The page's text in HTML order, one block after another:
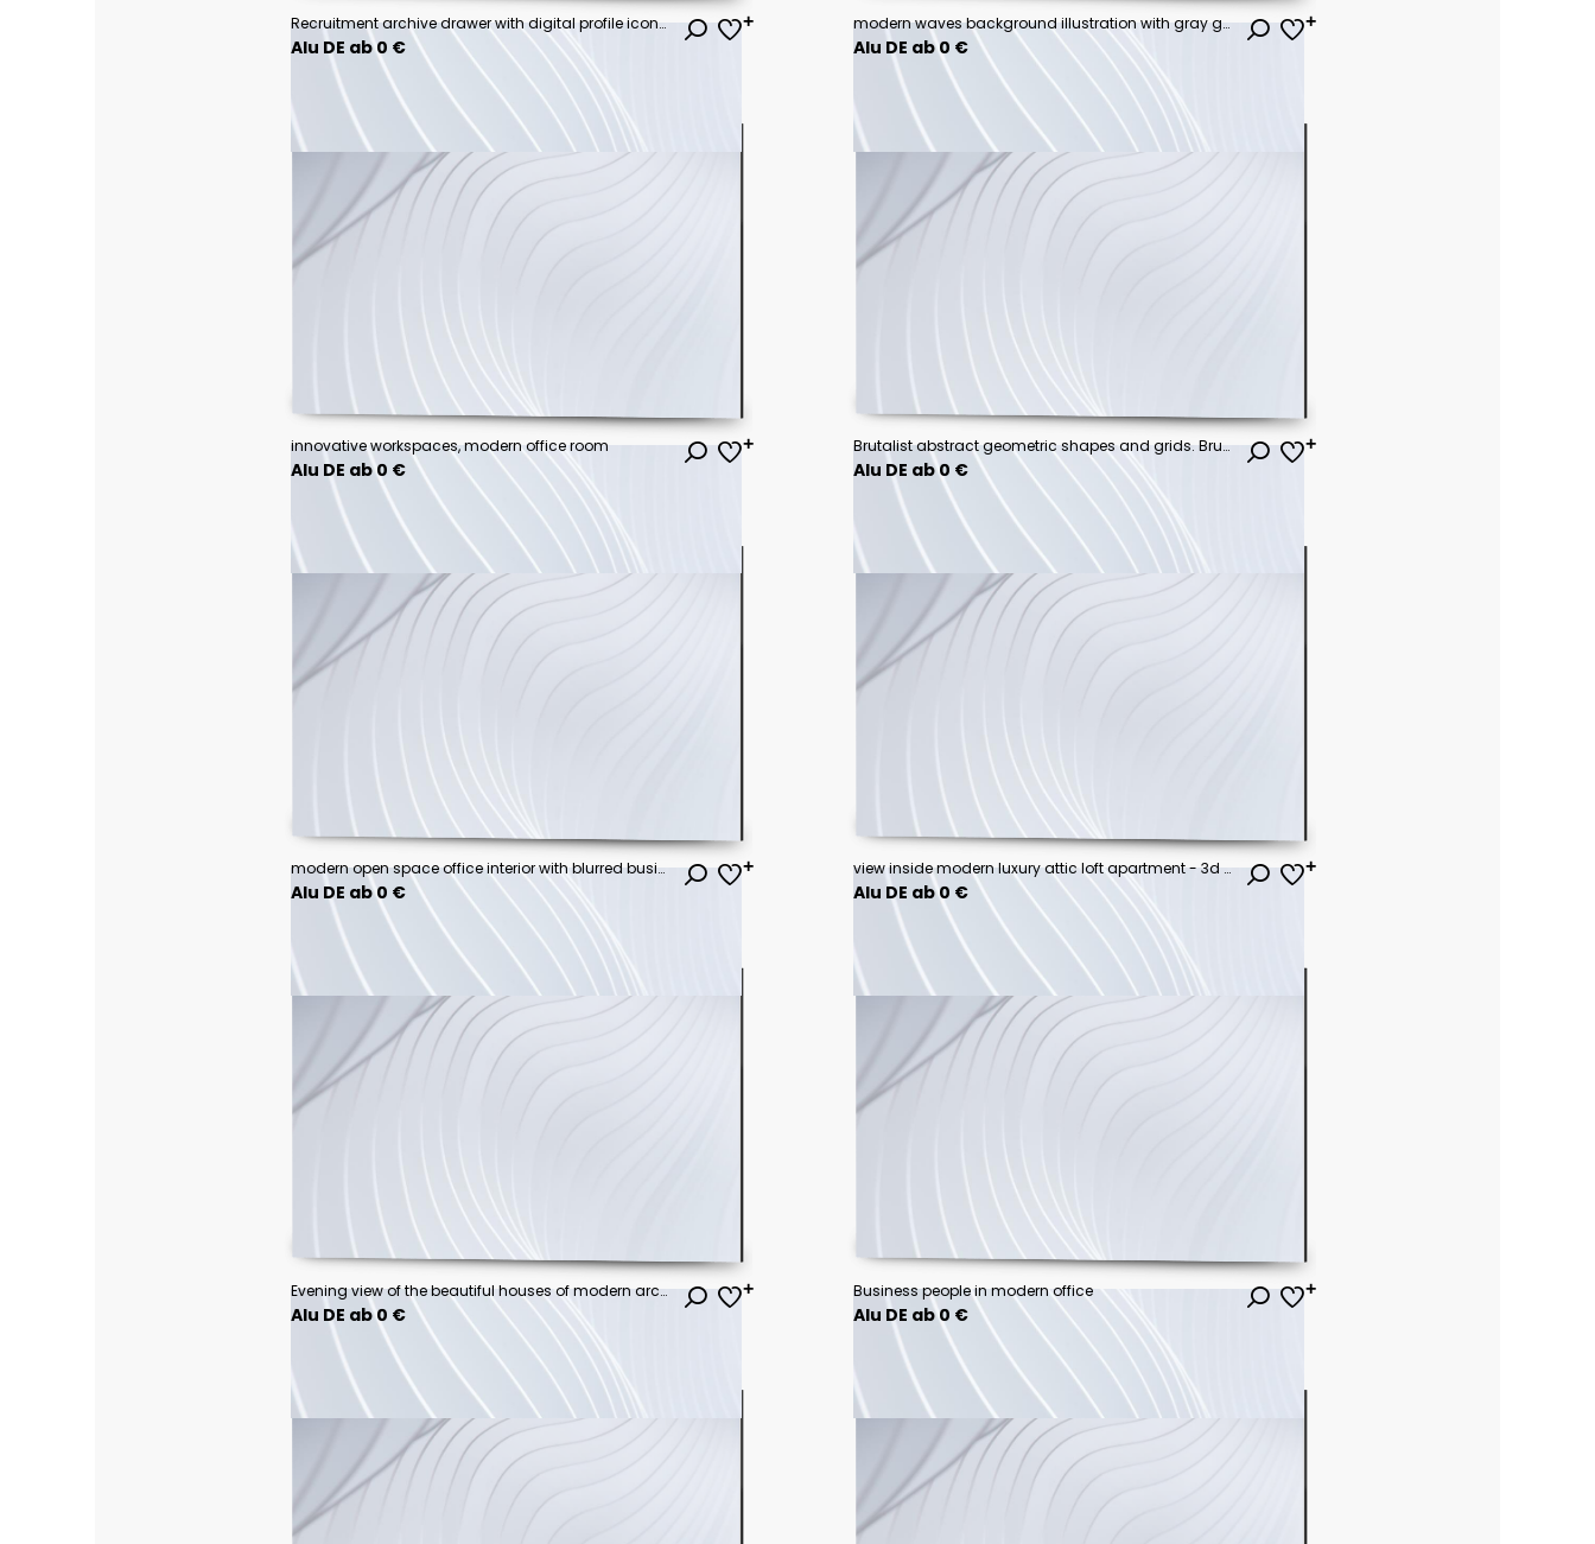
Recruitment archive drawer with digital profile icons and vacant office desks illustrating hiring gap and job request concept in modern workspace environment
Alu DE ab 0 €
modern waves background illustration with gray gray, very dark pink and antique white color
Alu DE ab 0 €
innovative workspaces, modern office room
Alu DE ab 0 €
Brutalist abstract geometric shapes and grids. Brutal contemporary figure star oval spiral flower and other primitive elements. Swiss design aesthetic. Bauhaus memphis design.
Alu DE ab 0 €
modern open space office interior with blurred business colleagues
Alu DE ab 0 €
view inside modern luxury attic loft apartment - 3d rendering
Alu DE ab 0 €
Evening view of the beautiful houses of modern architecture
Alu DE ab 0 €
Business people in modern office
Alu DE ab 0 €